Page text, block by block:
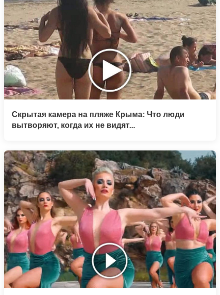
Скрытая камера на пляже Крыма: Что люди
вытворяют, когда их не видят...